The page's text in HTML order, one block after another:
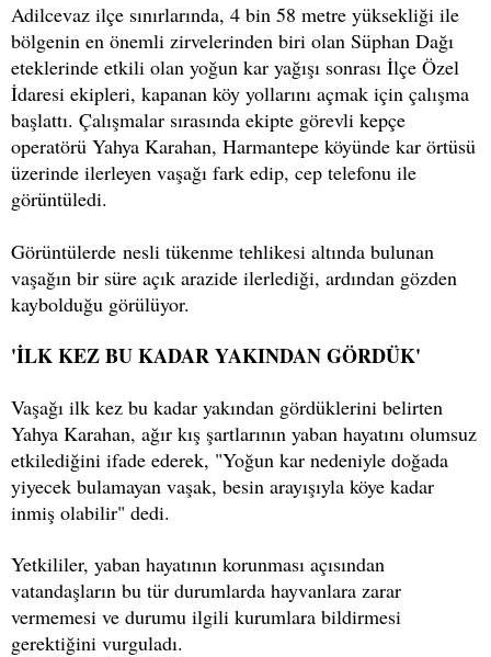
Adilcevaz ilçe sınırlarında, 4 bin 58 metre yüksekliği ile
bölgenin en önemli zirvelerinden biri olan Süphan Dağı
eteklerinde etkili olan yoğun kar yağışı sonrası İlçe Özel
İdaresi ekipleri, kapanan köy yollarını açmak için çalışma
başlattı. Çalışmalar sırasında ekipte görevli kepçe
operatörü Yahya Karahan, Harmantepe köyünde kar örtüsü
üzerinde ilerleyen vaşağı fark edip, cep telefonu ile
görüntüledi.
Görüntülerde nesli tükenme tehlikesi altında bulunan
vaşağın bir süre açık arazide ilerlediği, ardından gözden
kaybolduğu görülüyor.
'İLK KEZ BU KADAR YAKINDAN GÖRDÜK'
Vaşağı ilk kez bu kadar yakından gördüklerini belirten
Yahya Karahan, ağır kış şartlarının yaban hayatını olumsuz
etkilediğini ifade ederek, "Yoğun kar nedeniyle doğada
yiyecek bulamayan vaşak, besin arayışıyla köye kadar
inmiş olabilir" dedi.
Yetkililer, yaban hayatının korunması açısından
vatandaşların bu tür durumlarda hayvanlara zarar
vermemesi ve durumu ilgili kurumlara bildirmesi
gerektiğini vurguladı.